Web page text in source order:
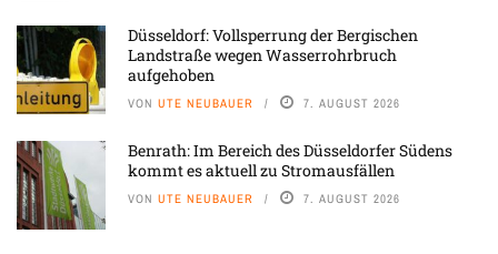
Düsseldorf: Vollsperrung der Bergischen
Landstraße wegen Wasserrohrbruch
aufgehoben
VON UTE NEUBAUER 7. AUGUST 2026
Benrath: Im Bereich des Düsseldorfer Südens
kommt es aktuell zu Stromausfällen
VON UTE NEUBAUER 7. AUGUST 2026